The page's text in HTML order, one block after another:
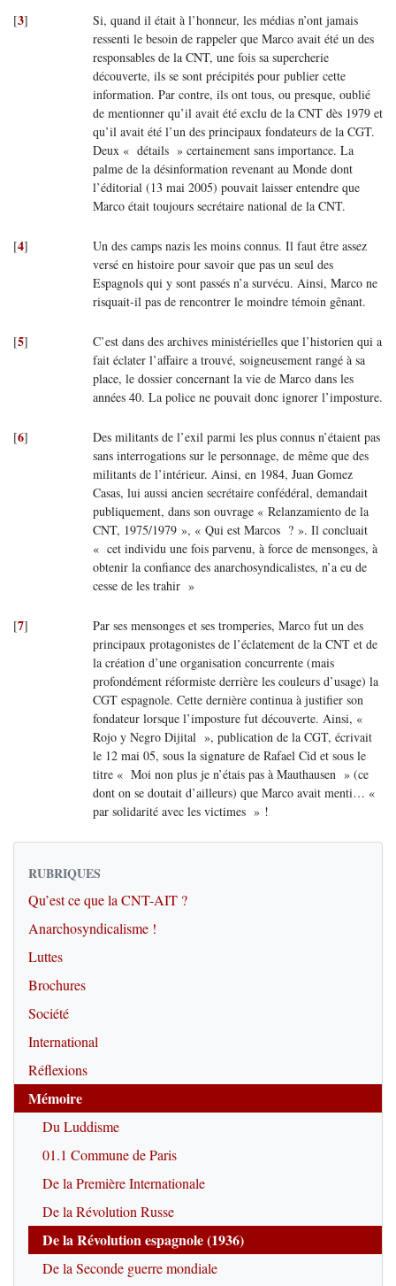
[3]
Si, quand il était à l’honneur, les médias n’ont jamais
ressenti le besoin de rappeler que Marco avait été un des
responsables de la CNT, une fois sa supercherie
découverte, ils se sont précipités pour publier cette
information. Par contre, ils ont tous, ou presque, oublié
de mentionner qu’il avait été exclu de la CNT dès 1979 et
qu’il avait été l’un des principaux fondateurs de la CGT.
Deux « détails » certainement sans importance. La
palme de la désinformation revenant au Monde dont
l’éditorial (13 mai 2005) pouvait laisser entendre que
Marco était toujours secrétaire national de la CNT.
[4]
Un des camps nazis les moins connus. Il faut être assez
versé en histoire pour savoir que pas un seul des
Espagnols qui y sont passés n’a survécu. Ainsi, Marco ne
risquait-il pas de rencontrer le moindre témoin gênant.
[5]
C’est dans des archives ministérielles que l’historien qui a
fait éclater l’affaire a trouvé, soigneusement rangé à sa
place, le dossier concernant la vie de Marco dans les
années 40. La police ne pouvait donc ignorer l’imposture.
[6]
Des militants de l’exil parmi les plus connus n’étaient pas
sans interrogations sur le personnage, de même que des
militants de l’intérieur. Ainsi, en 1984, Juan Gomez
Casas, lui aussi ancien secrétaire confédéral, demandait
publiquement, dans son ouvrage « Relanzamiento de la
CNT, 1975/1979 », « Qui est Marcos ? ». Il concluait
« cet individu une fois parvenu, à force de mensonges, à
obtenir la confiance des anarchosyndicalistes, n’a eu de
cesse de les trahir »
[7]
Par ses mensonges et ses tromperies, Marco fut un des
principaux protagonistes de l’éclatement de la CNT et de
la création d’une organisation concurrente (mais
profondément réformiste derrière les couleurs d’usage) la
CGT espagnole. Cette dernière continua à justifier son
fondateur lorsque l’imposture fut découverte. Ainsi, «
Rojo y Negro Dijital », publication de la CGT, écrivait
le 12 mai 05, sous la signature de Rafael Cid et sous le
titre « Moi non plus je n’étais pas à Mauthausen » (ce
dont on se doutait d’ailleurs) que Marco avait menti… «
par solidarité avec les victimes » !
RUBRIQUES
Qu’est ce que la CNT-AIT ?
Anarchosyndicalisme !
Luttes
Brochures
Société
International
Réflexions
Mémoire
Du Luddisme
01.1 Commune de Paris
De la Première Internationale
De la Révolution Russe
De la Révolution espagnole (1936)
De la Seconde guerre mondiale